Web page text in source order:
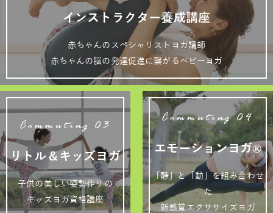
インストラクター養成講座
赤ちゃんのスペシャリストヨガ講師
赤ちゃんの脳の発達促進に繋がるベビーヨガ
Commuting 03
リトル＆キッズヨガ
子供の美しい姿勢作りの
キッズヨガ資格講座
Commuting 04
エモーションヨガ®
「静」と「動」を組み合わせ
た
新感覚エクササイズヨガ